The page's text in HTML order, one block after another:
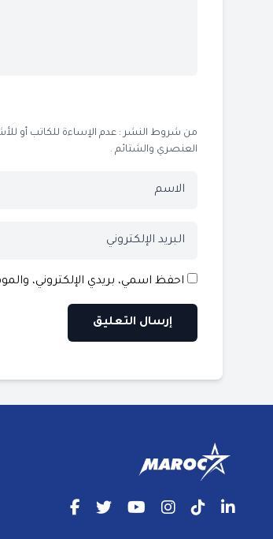
من شروط النشر : عدم الإساءة للكاتب أو
العنصري والشتائم .
احفظ اسمي، بريدي الإلكتروني،